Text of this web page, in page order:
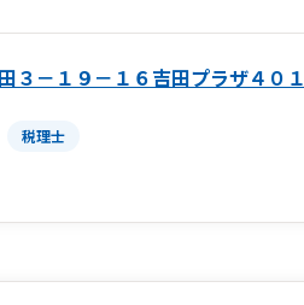
３－１９－１６吉田プラザ４０１
税理士